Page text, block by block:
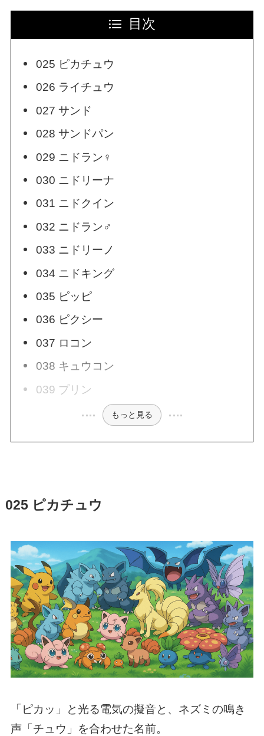
目次
025 ピカチュウ
026 ライチュウ
027 サンド
028 サンドパン
029 ニドラン♀
030 ニドリーナ
031 ニドクイン
032 ニドラン♂
033 ニドリーノ
034 ニドキング
035 ピッピ
036 ピクシー
037 ロコン
038 キュウコン
039 プリン
もっと見る
025 ピカチュウ
「ピカッ」と光る電気の擬音と、ネズミの鳴き
声「チュウ」を合わせた名前。